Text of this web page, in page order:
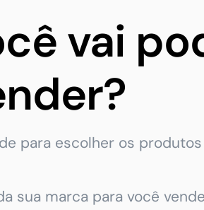
vai
para escolher os
sua marca para você